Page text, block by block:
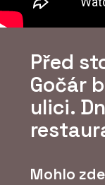
Před
Gočár
ulici.
Mohlo